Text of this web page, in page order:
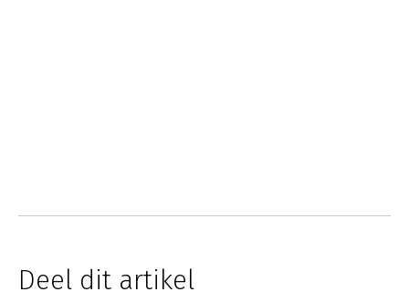
Deel dit artikel